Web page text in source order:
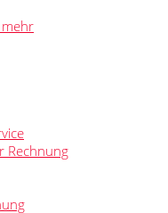
Rechnung